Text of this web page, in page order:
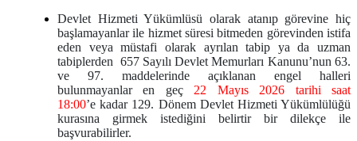
Devlet Hizmeti Yükümlüsü olarak atanıp görevine hiç
başlamayanlar ile hizmet süresi bitmeden görevinden istifa
eden veya müstafi olarak ayrılan tabip ya da uzman
tabiplerden 657 Sayılı Devlet Memurları Kanunu’nun 63.
ve 97. maddelerinde açıklanan engel halleri
bulunmayanlar en geç 22 Mayıs 2026 tarihi saat
18:00’e kadar 129. Dönem Devlet Hizmeti Yükümlülüğü
kurasına girmek istediğini belirtir bir dilekçe ile
başvurabilirler.